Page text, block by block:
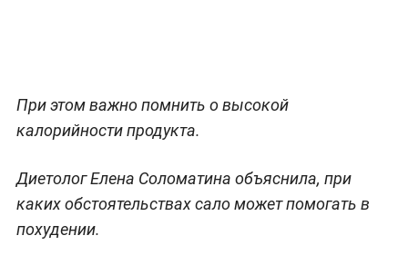
При этом важно помнить о высокой
калорийности продукта.
Диетолог Елена Соломатина объяснила, при
каких обстоятельствах сало может помогать в
похудении.